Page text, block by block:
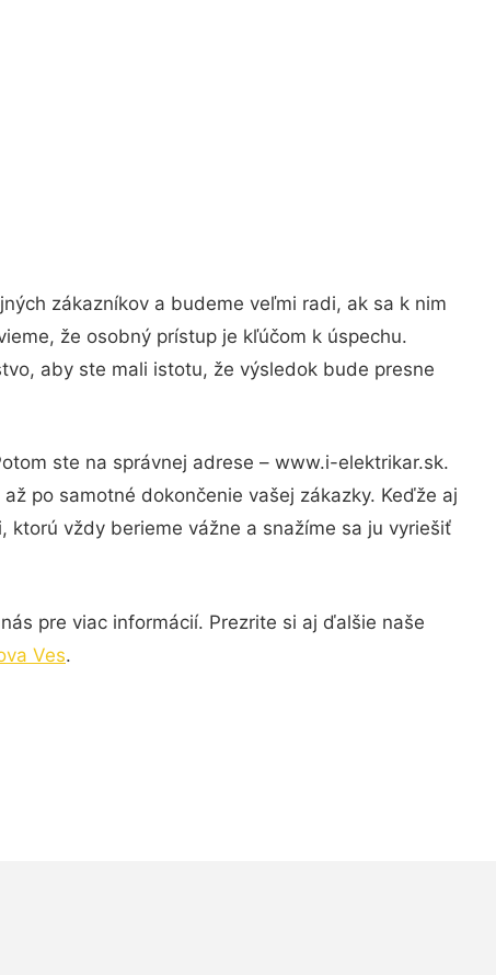
zákazníkov a budeme veľmi radi, ak sa k nim
že osobný prístup je kľúčom k úspechu.
aby ste mali istotu, že výsledok bude presne
ste na správnej adrese – www.i-elektrikar.sk.
po samotné dokončenie vašej zákazky. Keďže aj
vždy berieme vážne a snažíme sa ju vyriešiť
pre viac informácií. Prezrite si aj ďalšie naše
Ves.